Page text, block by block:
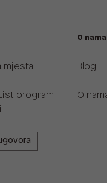
mjesta
program
O nama
Blog
O